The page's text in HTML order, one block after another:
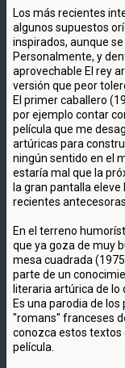
Los más recientes
algunos supuestos
inspirados, aunque
Personalmente, y
aprovechable El rey
versión que peor
El primer caballero
por ejemplo contar
película que me
artúricas para
ningún sentido en el
estaría mal que la
la gran pantalla
recientes antecesoras.
En el terreno
que ya goza de muy
mesa cuadrada
parte de un
literaria artúrica de lo
Es una parodia de
"romans" franceses
conozca estos
película.